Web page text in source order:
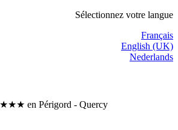
Sélectionnez votre langue
Français
English (UK)
Nederlands
en Périgord - Quercy